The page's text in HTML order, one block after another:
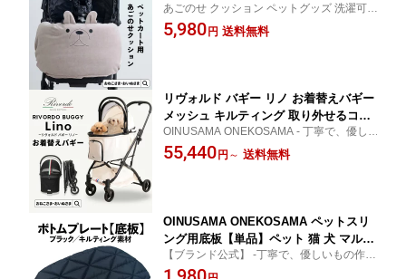
コットカバー コーナークッション フレ
ブル フェイス刺繍 シンプル 可愛い お
あごのせ クッション ペットグッズ 洗濯可
カートアクセサリー 散歩 旅行 ONEKOSAM
A OINUSAMA おねこさま おいぬさま
5,980円 送料無料
リヴォルド バギー リノ お着替えバギー
メッシュ キルティング 取り外せるコッ
トカバー 通気性 強撥水 軽量 3WAY キ
ャリーバッグ ドライブボックス 耐荷重2
OINUSAMA ONEKOSAMA - 丁寧で、優し
いもの作り - リヴォルド バギー リノ ペット
グッズ 犬猫兼用 散歩 おでかけ 防災 災害 対
55,440円 ～ 送料無料
OINUSAMA ONEKOSAMA ペットスリ
ング用底板【単品】ペット 猫 犬 マルチ
キャット ドッグ 抱っこ紐用
【ブランド公式】 -丁寧で、優しいもの作
り- おいぬさま おねこさま